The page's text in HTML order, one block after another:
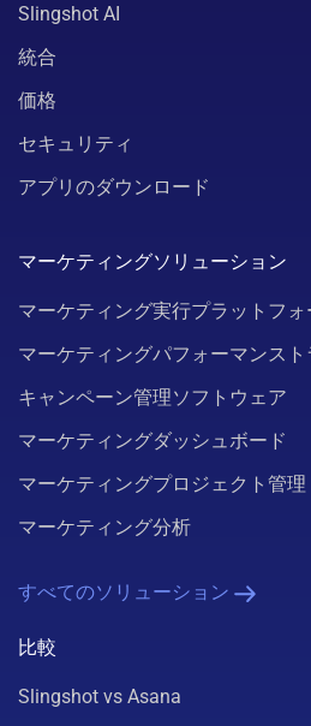
Slingshot AI
統合
価格
セキュリティ
アプリのダウンロード
マーケティングソリューション
マーケティング実行プラットフォ
マーケティングパフォーマンス
キャンペーン管理ソフトウェア
マーケティングダッシュボード
マーケティングプロジェクト管理
マーケティング分析
すべてのソリューション
比較
Slingshot vs Asana